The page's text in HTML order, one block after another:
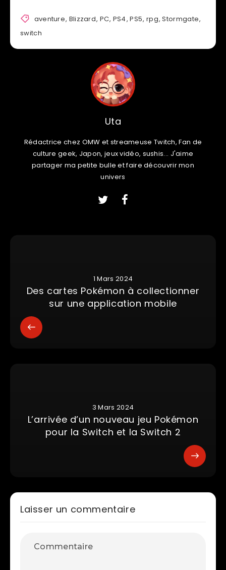
aventure, Blizzard, PC, PS4,PS5, rpg,Stormgate,
switch
Uta
Rédactrice chez OMW et streameuse Twitch, Fan de
culture geek, Japon, jeux vidéo, sushis... J'aime
partager ma petite bulle et faire découvrir mon
univers
1 Mars 2024
Des cartes Pokémon à collectionner
sur une application mobile
3 Mars 2024
L’arrivée d’un nouveau jeu Pokémon
pour la Switch et la Switch 2
Laisser un commentaire